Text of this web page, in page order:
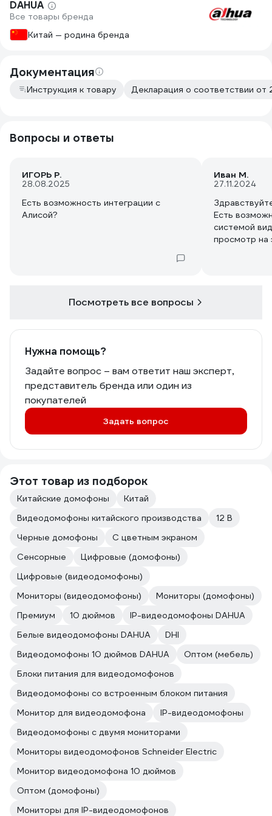
DAHUA
Все товары бренда
Китай — родина бренда
Документация
Инструкция к товару Декларация о соответствии от
Вопросы и ответы
ИГОРЬ Р.
28.08.2025
Есть возможность интеграции с
Алисой?
Иван М.
27.11.2024
Есть
системой
просмотр на
Посмотреть все вопросы
Нужна помощь?
Задайте вопрос – вам ответит наш эксперт,
представитель бренда или один из
покупателей
Задать вопрос
Этот товар из подборок
Китайские домофоны
Китай
Видеодомофоны китайского производства
12 В
Черные домофоны
С цветным экраном
Сенсорные
Цифровые (домофоны)
Цифровые (видеодомофоны)
Мониторы (видеодомофоны)
Мониторы (домофоны)
Премиум
10 дюймов
IP-видеодомофоны DAHUA
Белые видеодомофоны DAHUA
DHI
Видеодомофоны 10 дюймов DAHUA
Оптом (мебель)
Блоки питания для видеодомофонов
Видеодомофоны со встроенным блоком питания
Монитор для видеодомофона
IP-видеодомофоны
Видеодомофоны с двумя мониторами
Мониторы видеодомофонов Schneider Electric
Монитор видеодомофона 10 дюймов
Оптом (домофоны)
Мониторы для IP-видеодомофонов